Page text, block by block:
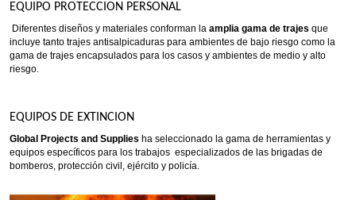
EQUIPO PROTECCION PERSONAL
Diferentes diseños y materiales conforman la amplia gama de trajes que
incluye tanto trajes antisalpicaduras para ambientes de bajo riesgo como la
gama de trajes encapsulados para los casos y ambientes de medio y alto
riesgo.
EQUIPOS DE EXTINCION
Global Projects and Supplies ha seleccionado la gama de herramientas y
equipos específicos para los trabajos especializados de las brigadas de
bomberos, protección civil, ejército y policía.